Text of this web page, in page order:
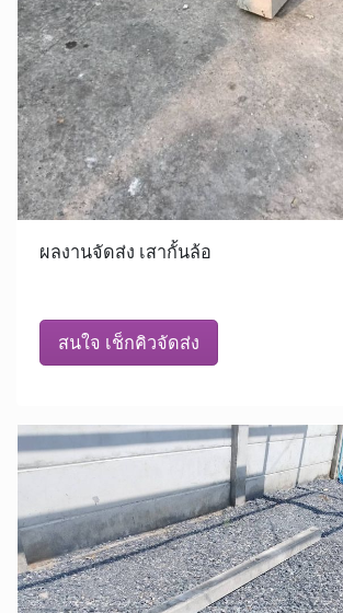
ผลงานจัดส่ง เสากั้นล้อ
สนใจ เช็กคิวจัดส่ง